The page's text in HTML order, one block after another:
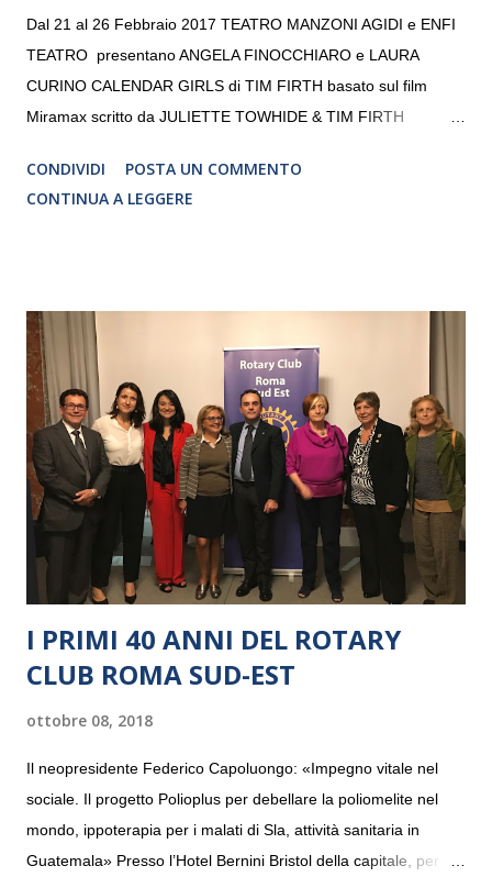
Dal 21 al 26 Febbraio 2017 TEATRO MANZONI AGIDI e ENFI
TEATRO presentano ANGELA FINOCCHIARO e LAURA
CURINO CALENDAR GIRLS di TIM FIRTH basato sul film
Miramax scritto da JULIETTE TOWHIDE & TIM FIRTH
CRISTINA PEZZOLI
CONDIVIDI
POSTA UN COMMENTO
CONTINUA A LEGGERE
I PRIMI 40 ANNI DEL ROTARY
CLUB ROMA SUD-EST
ottobre 08, 2018
Il neopresidente Federico Capoluongo: «Impegno vitale nel
sociale. Il progetto Polioplus per debellare la poliomelite nel
mondo, ippoterapia per i malati di Sla, attività sanitaria in
Guatemala» Presso l’Hotel Bernini Bristol della capitale, per la